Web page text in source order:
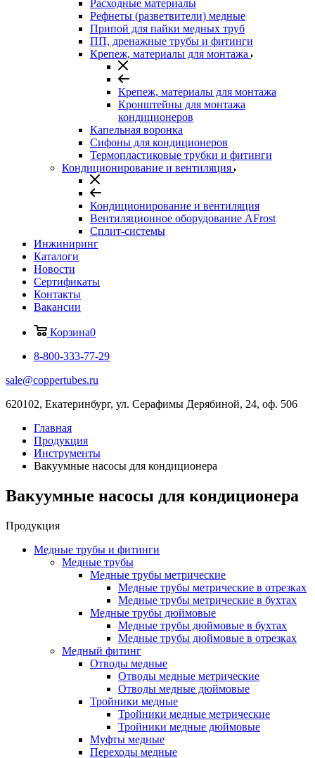
Расходные материалы
Рефнеты (разветвители) медные
Припой для пайки медных труб
ПП, дренажные трубы и фитинги
Крепеж, материалы для монтажа
Крепеж, материалы для монтажа
Кронштейны для монтажа
кондиционеров
Капельная воронка
Сифоны для кондиционеров
Термопластиковые трубки и фитинги
Кондиционирование и вентиляция
Кондиционирование и вентиляция
Вентиляционное оборудование AFrost
Сплит-системы
Инжиниринг
Каталоги
Новости
Сертификаты
Контакты
Вакансии
Корзина0
8-800-333-77-29
sale@coppertubes.ru
620102, Екатеринбург, ул. Серафимы Дерябиной, 24, оф. 506
Главная
Продукция
Инструменты
Вакуумные насосы для кондиционера
Вакуумные насосы для кондиционера
Продукция
Медные трубы и фитинги
Медные трубы
Медные трубы метрические
Медные трубы метрические в отрезках
Медные трубы метрические в бухтах
Медные трубы дюймовые
Медные трубы дюймовые в бухтах
Медные трубы дюймовые в отрезках
Медный фитинг
Отводы медные
Отводы медные метрические
Отводы медные дюймовые
Тройники медные
Тройники медные метрические
Тройники медные дюймовые
Муфты медные
Переходы медные